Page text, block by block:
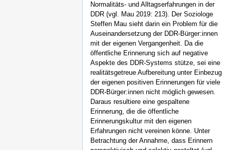
Normalitäts- und Alltagserfahrungen in der
DDR (vgl. Mau 2019: 213). Der Soziologe
Steffen Mau sieht darin ein Problem für die
Auseinandersetzung der DDR-Bürger:innen
mit der eigenen Vergangenheit. Da die
öffentliche Erinnerung sich auf negative
Aspekte des DDR-Systems stütze, sei eine
realitätsgetreue Aufbereitung unter Einbezug
der eigenen positiven Erinnerungen für viele
DDR-Bürger:innen nicht möglich gewesen.
Daraus resultiere eine gespaltene
Erinnerung, die die öffentliche
Erinnerungskultur mit den eigenen
Erfahrungen nicht vereinen könne. Unter
Betrachtung der Annahme, dass Erinnern